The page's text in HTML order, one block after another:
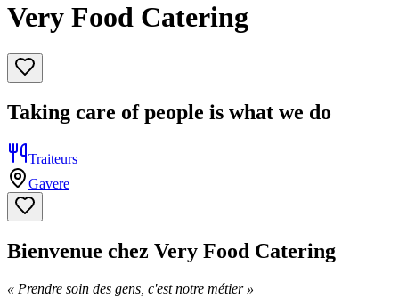
Very Food Catering
Taking care of people is what we do
Traiteurs
Gavere
Bienvenue chez Very Food Catering
« Prendre soin des gens, c'est notre métier »